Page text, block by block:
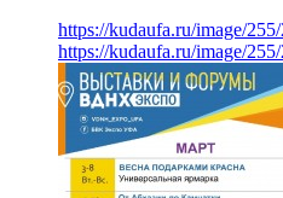
https://kudaufa.ru/image/
https://kudaufa.ru/image/